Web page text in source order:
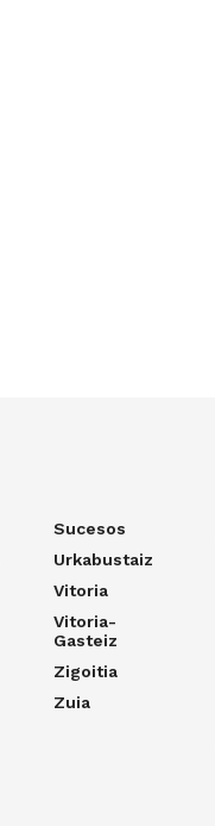
Sucesos
Urkabustaiz
Vitoria
Vitoria-
Gasteiz
Zigoitia
Zuia